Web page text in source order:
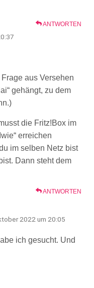
ANTWORTEN
aus Versehen
gehängt, zu dem
die Fritz!Box im
erreichen
im selben Netz bist
Dann steht dem
ANTWORTEN
2022 um 20:05
ich gesucht. Und